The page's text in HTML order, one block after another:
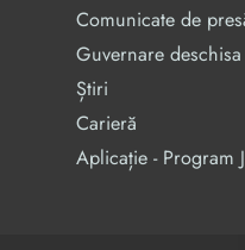
Comunicate de
Guvernare deschisa
Știri
Carieră
Aplicație - Program